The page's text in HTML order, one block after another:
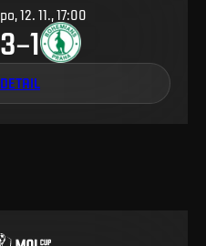
po, 12. 11., 17:00
3–1
DETAIL